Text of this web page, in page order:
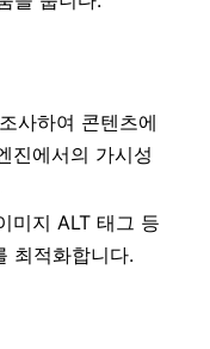
사하여 콘텐츠에
진에서의 가시성
미지 ALT 태그 등
최적화합니다.